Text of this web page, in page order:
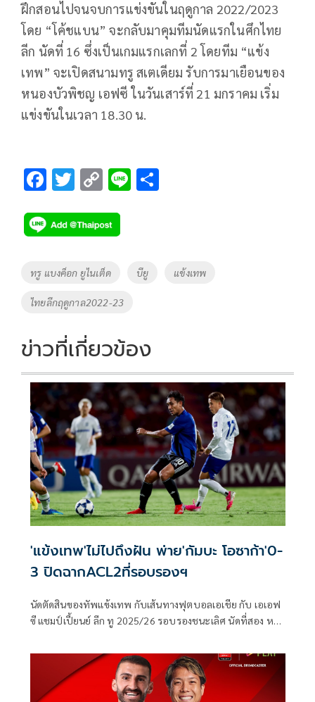
ฝึกสอนไปจนจบการแข่งขันในฤดูกาล 2022/2023
โดย “โค้ชแบน” จะกลับมาคุมทีมนัดแรกในศึกไทย
ลีก นัดที่ 16 ซึ่งเป็นเกมแรกเลกที่ 2 โดยทีม “แข้ง
เทพ” จะเปิดสนามทรู สเตเดียม รับการมาเยือนของ
หนองบัวพิชญ เอฟซี ในวันเสาร์ที่ 21 มกราคม เริ่ม
แข่งขันในเวลา 18.30 น.
F
e
b
o
o
k
T
tt
er
C
p
y
Li
n
k
Li
Tags
ทรู แบงค็อก ยูไนเต็ด บียู แข้งเทพ
ไทยลีกฤดูกาล2022-23
ข่าวที่เกี่ยวข้อง
'แข้งเทพ'ไม่ไปถึงฝัน พ่าย'กัมบะ โอซาก้า'0-
3 ปิดฉากACL2ที่รอบรองฯ
นัดตัดสินของทัพแข้งเทพ กับเส้นทางฟุตบอลเอเชีย กับ เอเอฟ
ซี แชมป์เปี้ยนย์ ลีก ทู 2025/26 รอบรองชนะเลิศ นัดที่สอง หลัง
มาแข่งขันที่ประเทศไทยอีกครั้ง โดยแข้งเทพจะเปิดบ้าน ราชมัง
คลากีฬาสถาน ต้อนรับการมาเยือน กัมบะ โอซาก้า ในวันพุธที่
15 เมษายน 2569 เวลา 19.15 น.